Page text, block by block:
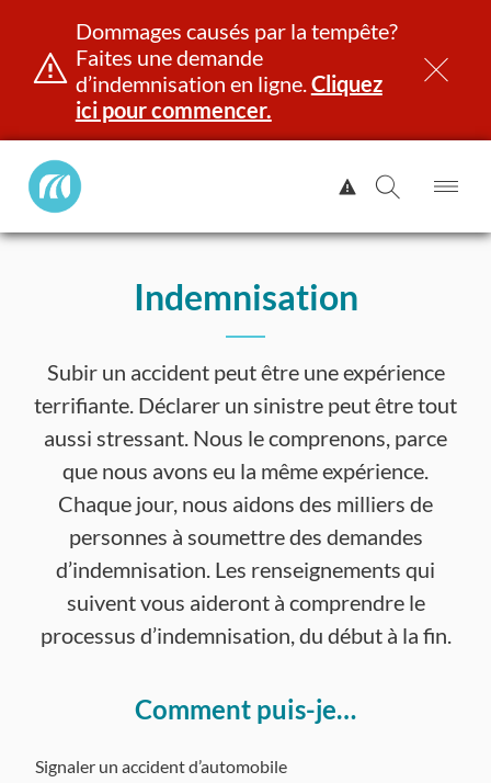
Aller
Dommages causés par la tempête?
Faites une demande
d’indemnisation en ligne.Cliquez
ici pour commencer.
Manitoba
Public
Afficher
l'alerte.
la
le
Immatriculation Assurance
Indemnisation
Subir un accident peut être une expérience
terrifiante. Déclarer un sinistre peut être tout
aussi stressant. Nous le comprenons, parce
que nous avons eu la même expérience.
Chaque jour, nous aidons des milliers de
personnes à soumettre des demandes
d’indemnisation. Les renseignements qui
suivent vous aideront à comprendre le
processus d’indemnisation, du début à la fin.
Comment puis-je…
Signaler un accident d’automobile